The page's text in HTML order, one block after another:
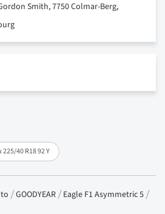
225/40 R18 92 Y
Smith, 7750 Colmar-Berg,
GOODYEAR
Eagle F1 Asymmetric 5